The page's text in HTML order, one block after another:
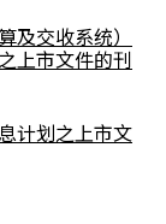
及交收系统）
上市文件的刊
计划之上市文